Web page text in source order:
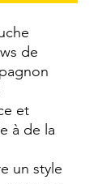
de
et
à de la
un style